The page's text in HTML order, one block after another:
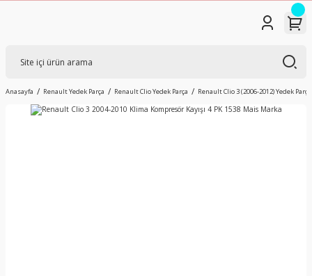
Anasayfa Renault Yedek Parça Renault Clio Yedek Parça Renault Clio 3 (2006-2012) Yedek Parça